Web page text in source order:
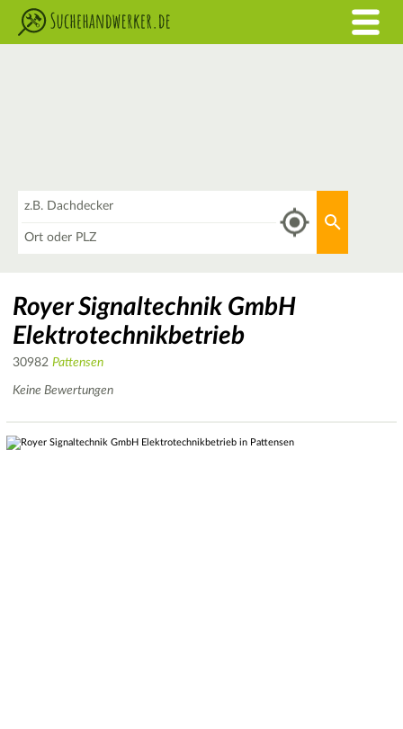
Royer Signaltechnik GmbH
Elektrotechnikbetrieb
30982 Pattensen
Keine Bewertungen